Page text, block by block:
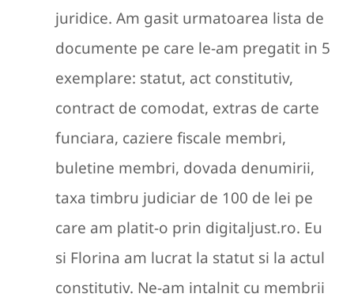
juridice. Am gasit urmatoarea lista de
documente pe care le-am pregatit in 5
exemplare: statut, act constitutiv,
contract de comodat, extras de carte
funciara, caziere fiscale membri,
buletine membri, dovada denumirii,
taxa timbru judiciar de 100 de lei pe
care am platit-o prin digitaljust.ro. Eu
si Florina am lucrat la statut si la actul
constitutiv. Ne-am intalnit cu membrii